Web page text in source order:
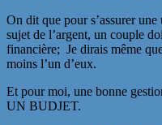
On dit que pour s’assurer
sujet de l’argent, un couple
financière; Je dirais même
moins l’un d’eux.
Et pour moi, une bonne
UN BUDJET.